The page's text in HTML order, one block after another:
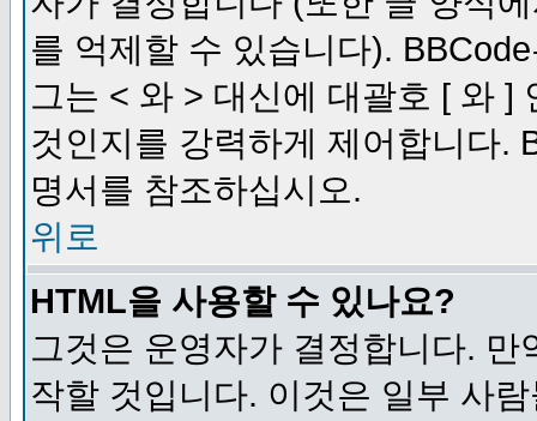
를 억제할 수 있습니다).
그는 < 와 > 대신에 대괄호 [ 와 ]
것인지를 강력하게 제어합니다.
명서를 참조하십시오.
위로
HTML을 사용할 수 있나요?
그것은 운영자가 결정합니다.
작할 것입니다. 이것은 일부 사